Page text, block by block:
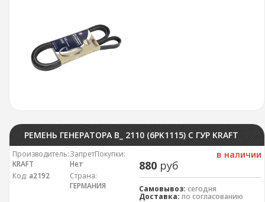
РЕМЕНЬ ГЕНЕРАТОРА В_ 2110 (6PK1115) С ГУР KRAFT
в наличии
880 руб
Самовывоз: сегодня
Доставка: по согласованию
Производитель:
KRAFT
Код: а2192
ЗапретПокупки:
Нет
Страна:
ГЕРМАНИЯ